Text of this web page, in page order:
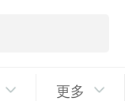
更多